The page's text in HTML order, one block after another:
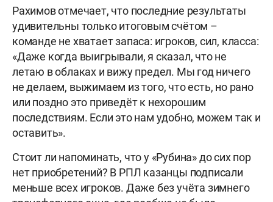
Рахимов отмечает, что последние результаты
удивительны только итоговым счётом –
команде не хватает запаса: игроков, сил, класса:
«Даже когда выигрывали, я сказал, что не
летаю в облаках и вижу предел. Мы год ничего
не делаем, выжимаем из того, что есть, но рано
или поздно это приведёт к нехорошим
последствиям. Если это нам удобно, можем так и
оставить».
Стоит ли напоминать, что у «Рубина» до сих пор
нет приобретений? В РПЛ казанцы подписали
меньше всех игроков. Даже без учёта зимнего